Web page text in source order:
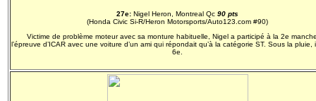
27e: Nigel Heron, Montreal Qc 90 pts
(Honda Civic Si-R/Heron Motorsports/Auto123.com #90)
Victime de problème moteur avec sa monture habituelle, Nigel a participé à la 2e
l’épreuve d’ICAR avec une voiture d’un ami qui répondait qu’à la catégorie ST. Sous la pluie,
6e.